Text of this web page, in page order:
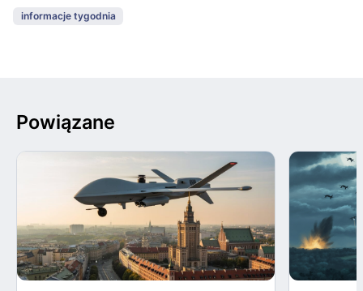
informacje tygodnia
Powiązane